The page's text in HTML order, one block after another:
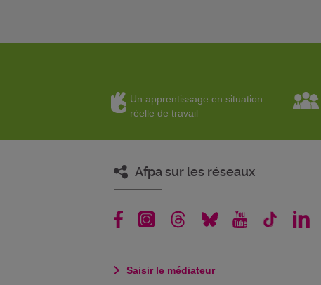
Un apprentissage en situation
réelle de travail
Afpa sur les réseaux
Saisir le médiateur